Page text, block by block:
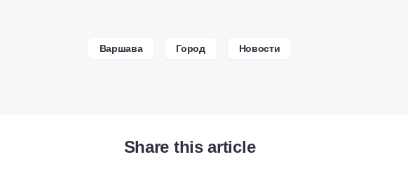
Варшава Город Новости
Share this article